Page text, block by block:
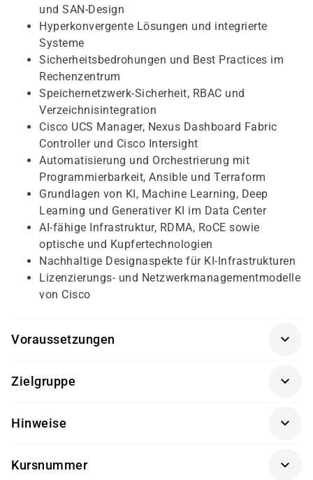
und SAN-Design
Hyperkonvergente Lösungen und integrierte
Systeme
Sicherheitsbedrohungen und Best Practices im
Rechenzentrum
Speichernetzwerk-Sicherheit, RBAC und
Verzeichnisintegration
Cisco UCS Manager, Nexus Dashboard Fabric
Controller und Cisco Intersight
Automatisierung und Orchestrierung mit
Programmierbarkeit, Ansible und Terraform
Grundlagen von KI, Machine Learning, Deep
Learning und Generativer KI im Data Center
AI-fähige Infrastruktur, RDMA, RoCE sowie
optische und Kupfertechnologien
Nachhaltige Designaspekte für KI-Infrastrukturen
Lizenzierungs- und Netzwerkmanagementmodelle
von Cisco
Voraussetzungen
Voraussetzungen.
Speichertechnologien im Rechenzentrum
Zielgruppe
Netzwerkdesigner
Systemingenieure
Hinweise
designorientierten Fallstudien und praxisnahen
Kursnummer